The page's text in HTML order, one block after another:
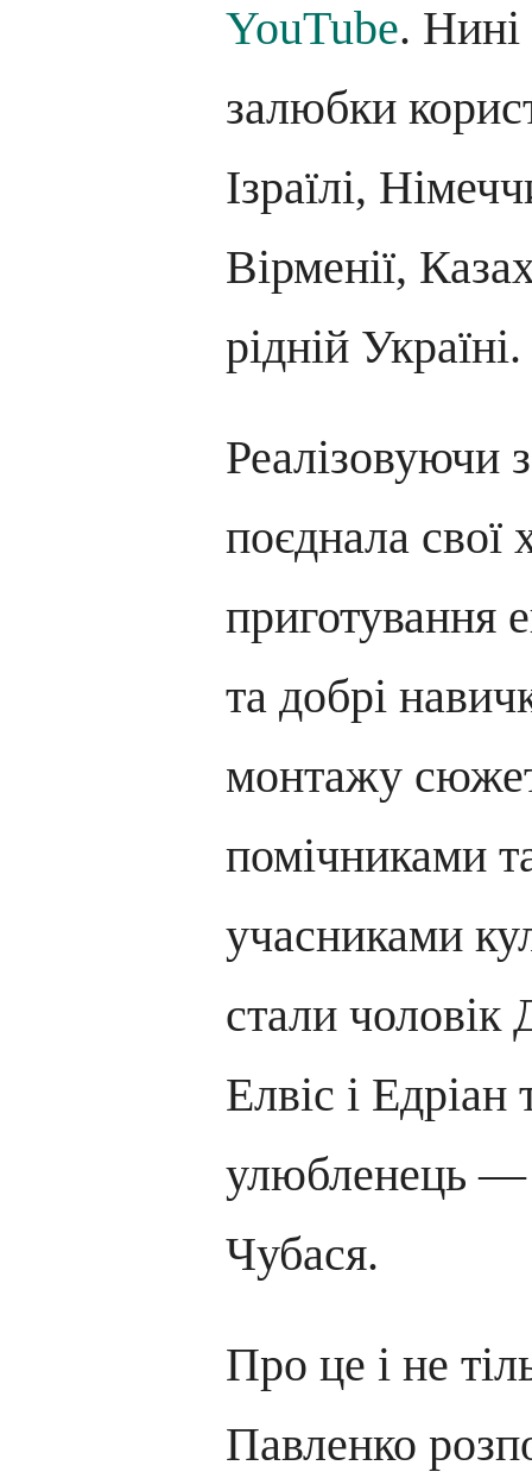
YouTube. Нині
залюбки
Ізраїлі,
Вірменії,
рідній Україні.
Реалізовуючи
поєднала
приготування
та добрі
монтажу
помічниками
учасниками
стали
Елвіс і
улюбленець —
Чубася.
Про це і не
Павленко